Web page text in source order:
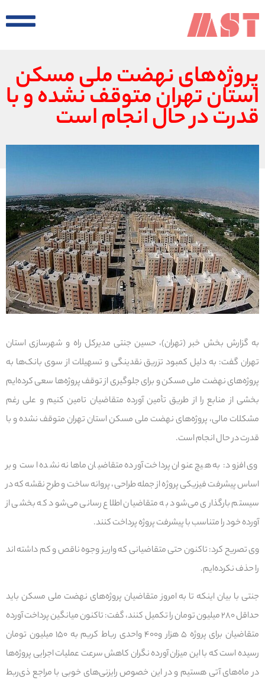
پروژه‌های نهضت ملی مسکن
استان تهران متوقف نشده و با
قدرت در حال انجام است
به گزارش بخش خبر (تهران)، حسین جنتی مدیرکل راه و شهرسازی استان
تهران گفت: به دلیل کمبود تزریق نقدینگی و تسهیلات از سوی بانک‌ها به
پروژه‌های نهضت ملی مسکن و برای جلوگیری از توقف پروژه‌ها سعی کرده‌ایم
بخشی از منابع را از طریق تأمین آورده متقاضیان تامین کنیم و علی رغم
مشکلات مالی، پروژه‌های نهضت ملی مسکن استان تهران متوقف نشده و با
قدرت در حال انجام است.
وی افزود: به هیچ عنوان پرداخت آورده متقاضیان ماهانه نشده است و بر
اساس پیشرفت فیزیکی پروژه از جمله طراحی، پروانه ساخت و طرح نقشه که در
سیستم بارگذاری می‌شود به متقاضیان اطلاع رسانی می‌شود که بخشی از
آورده خود را متناسب با پیشرفت پروژه پرداخت کنند.
وی تصریح کرد: تاکنون حتی متقاضیانی که واریز وجوه ناقص و کم داشته اند
را حذف نکرده‌ایم.
جنتی با بیان اینکه تا به امروز متقاضیان پروژه‌های نهضت ملی مسکن باید
حداقل ۲۸۰ میلیون تومان را تکمیل کنند، گفت: تاکنون میانگین پرداخت آورده
متقاضیان برای پروژه ۵ هزار و۴۰۰ واحدی رباط کریم به ۱۵۰ میلیون تومان
رسیده است که با این میزان آورده نگران کاهش سرعت عملیات اجرایی پروژه‌ها
در ماه‌های آتی هستیم و در این خصوص رایزنی‌های خوبی با مراجع ذی‌ربط